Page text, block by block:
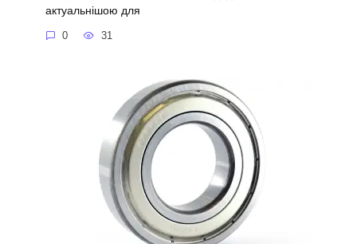
актуальнішою для
0 31